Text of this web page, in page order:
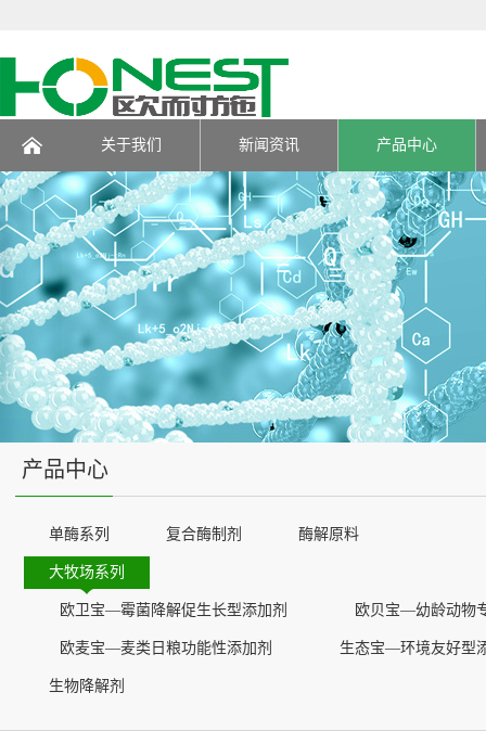
页
关于我们 新闻资讯 产品中心
产品中心
单酶系列 复合酶制剂 酶解原料
大牧场系列
欧卫宝—霉菌降解促生长型添加剂 欧贝宝—幼龄动物
欧麦宝—麦类日粮功能性添加剂 生态宝—环境友好型
生物降解剂